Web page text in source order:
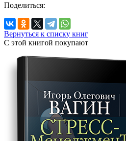
Поделиться:
Вернуться к списку книг
С этой книгой покупают